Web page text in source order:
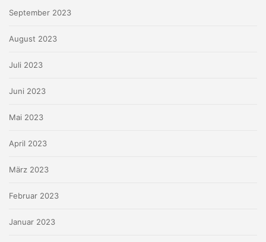
September 2023
August 2023
Juli 2023
Juni 2023
Mai 2023
April 2023
März 2023
Februar 2023
Januar 2023